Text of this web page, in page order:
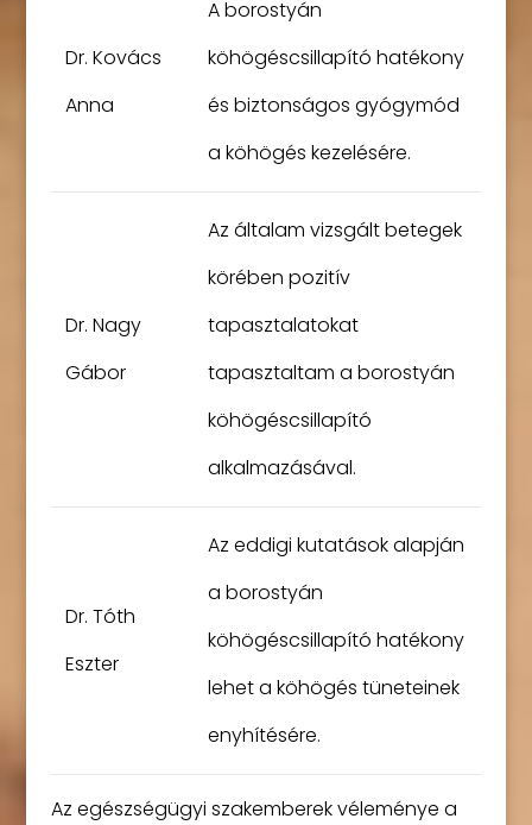
Dr. Kovács
Anna
A borostyán
köhögéscsillapító hatékony
és biztonságos gyógymód
a köhögés kezelésére.
Dr. Nagy
Gábor
Az általam vizsgált betegek
körében pozitív
tapasztalatokat
tapasztaltam a borostyán
köhögéscsillapító
alkalmazásával.
Dr. Tóth
Eszter
Az eddigi kutatások alapján
a borostyán
köhögéscsillapító hatékony
lehet a köhögés tüneteinek
enyhítésére.
Az egészségügyi szakemberek véleménye a